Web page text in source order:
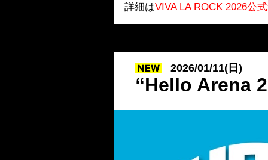
詳細はVIVA LA ROCK 2026公
2026/01/11(日)
“Hello Arena